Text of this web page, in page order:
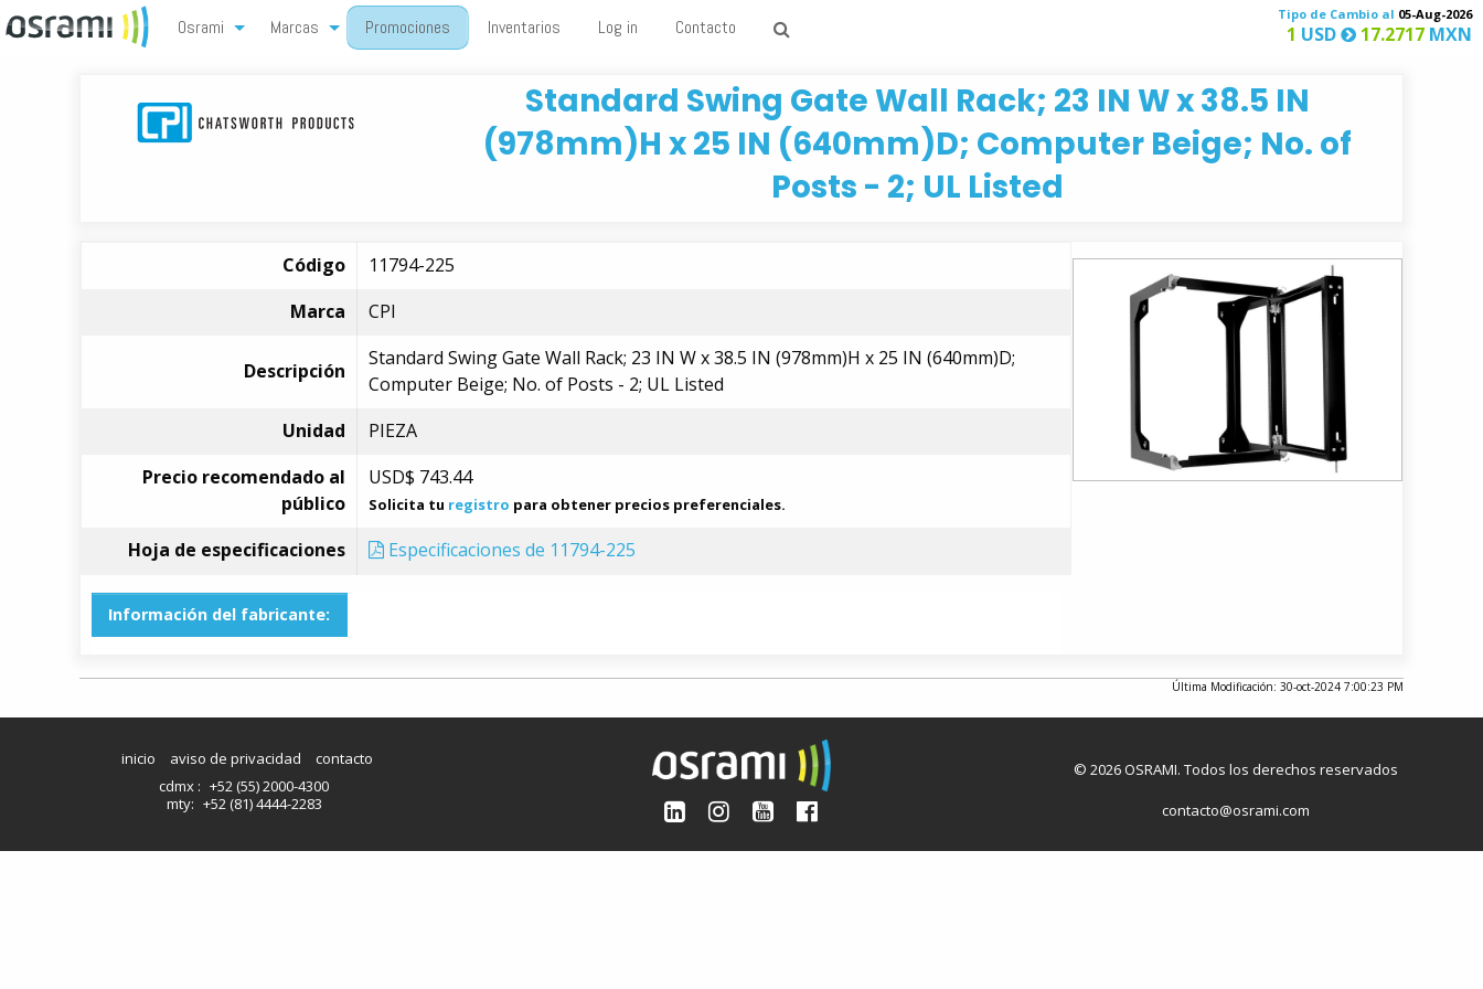
Osrami Marcas Promociones Inventarios Log in Contacto
Tipo de Cambio al 05-Aug-2026
1 USD 17.2717 MXN
Standard Swing Gate Wall Rack; 23 IN W x 38.5 IN
(978mm)H x 25 IN (640mm)D; Computer Beige; No. of
Posts - 2; UL Listed
Código
11794-225
Marca
CPI
Descripción
Standard Swing Gate Wall Rack; 23 IN W x 38.5 IN (978mm)H x 25 IN (640mm)D;
Computer Beige; No. of Posts - 2; UL Listed
Unidad
PIEZA
Precio recomendado al
público
USD$ 743.44
Solicita tu registro para obtener precios preferenciales.
Hoja de especificaciones Especificaciones de 11794-225
Información del fabricante:
Última Modificación: 30-oct-2024 7:00:23 PM
inicio aviso de privacidad
contacto
cdmx : +52 (55) 2000-4300
mty: +52 (81) 4444-2283
© 2026 OSRAMI. Todos los derechos reservados
contacto@osrami.com